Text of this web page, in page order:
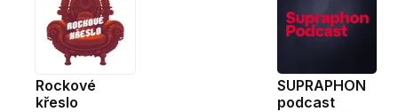
Rockové
křeslo
SUPRAPHON
podcast